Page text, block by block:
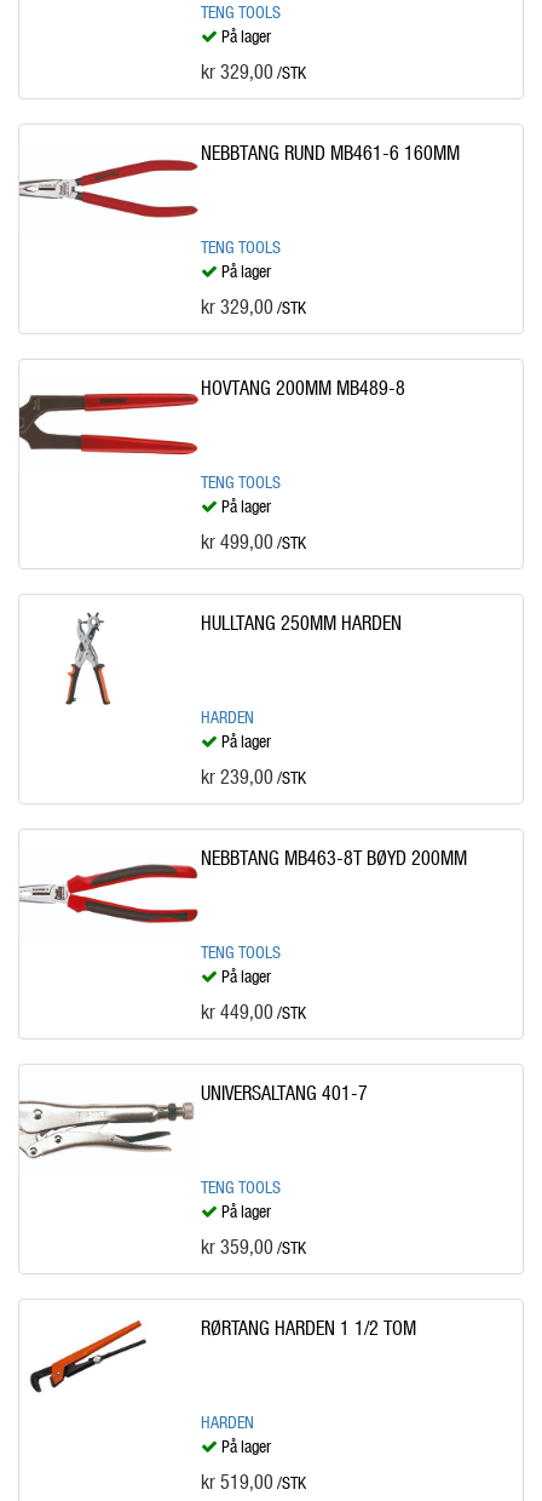
TENG TOOLS
På lager
kr 329,00 /STK
NEBBTANG RUND MB461-6 160MM
TENG TOOLS
På lager
kr 329,00 /STK
HOVTANG 200MM MB489-8
TENG TOOLS
På lager
kr 499,00 /STK
HULLTANG 250MM HARDEN
HARDEN
På lager
kr 239,00 /STK
NEBBTANG MB463-8T BØYD 200MM
TENG TOOLS
På lager
kr 449,00 /STK
UNIVERSALTANG 401-7
TENG TOOLS
På lager
kr 359,00 /STK
RØRTANG HARDEN 1 1/2 TOM
HARDEN
På lager
kr 519,00 /STK